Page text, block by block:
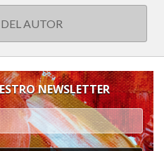
AUTOR
NEWSLETTER